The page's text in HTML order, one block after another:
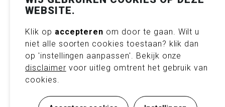
designvrijheid.
De belangrijkste voordelen van Octanorm:
♻️ Duurzame en herbruikbare
WEBSITE.
Klik op accepteren om door te gaan. Wilt u
niet alle soorten cookies toestaan? klik dan
op 'instellingen aanpassen'. Bekijk onze
disclaimer voor uitleg omtrent het gebruik van
cookies.